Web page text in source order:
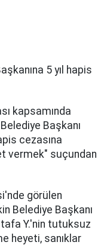
5 yıl hapis
kapsamında
Başkanı
cezasına
vermek" suçundan
görülen
Belediye Başkanı
Y.'nin tutuksuz
heyeti, sanıklar